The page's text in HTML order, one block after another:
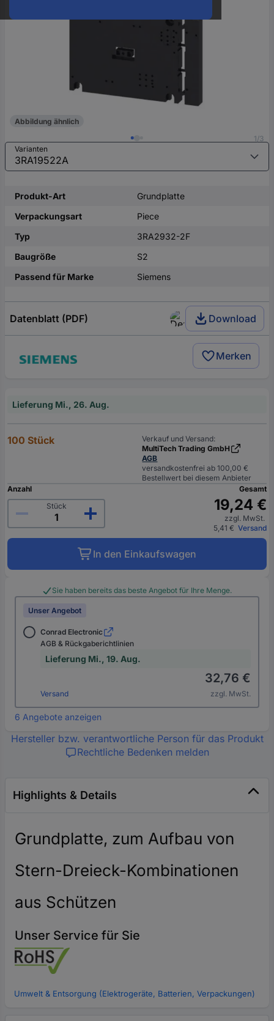
1/3
Abbildung ähnlich
Varianten
Produkt-Art
Grundplatte
Verpackungsart
Piece
Typ
3RA2932-2F
Baugröße
S2
Passend für Marke
Siemens
Datenblatt (PDF) Download
Merken
Lieferung Mi., 26. Aug.
100 Stück
Verkauf und Versand:
MultiTech Trading GmbH
AGB
versandkostenfrei ab 100,00 €
Bestellwert bei diesem Anbieter
Anzahl
Stück
Gesamt
19,24 €
zzgl. MwSt.
5,41 € Versand
In den Einkaufswagen
Sie haben bereits das beste Angebot für Ihre Menge.
Unser Angebot
Conrad Electronic
AGB & Rückgaberichtlinien
Lieferung Mi., 19. Aug.
Versand
32,76 €
zzgl. MwSt.
6 Angebote anzeigen
Hersteller bzw. verantwortliche Person für das Produkt
Rechtliche Bedenken melden
Highlights & Details
Grundplatte, zum Aufbau von
Stern-Dreieck-Kombinationen
aus Schützen
Unser Service für Sie
Umwelt & Entsorgung (Elektrogeräte, Batterien, Verpackungen)